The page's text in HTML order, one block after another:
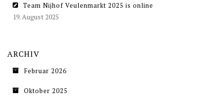
Team Nijhof Veulenmarkt 2025 is online
19. August 2025
ARCHIV
Februar 2026
Oktober 2025